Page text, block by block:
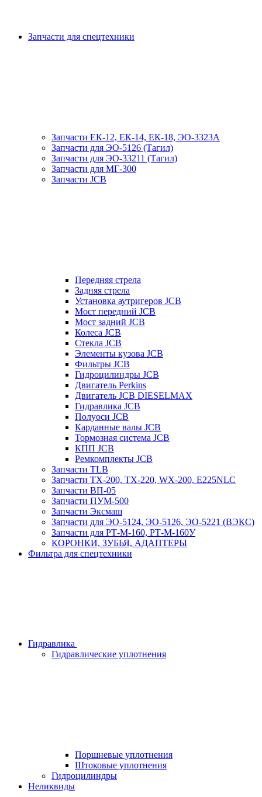
Запчасти для спецтехники
Запчасти ЕК-12, ЕК-14, ЕК-18, ЭО-3323А
Запчасти для ЭО-5126 (Тагил)
Запчасти для ЭО-33211 (Тагил)
Запчасти для МГ-300
Запчасти JCB
Передняя стрела
Задняя стрела
Установка аутригеров JCB
Мост передний JCB
Мост задний JCB
Колеса JCB
Стекла JCB
Элементы кузова JCB
Фильтры JCB
Гидроцилиндры JCB
Двигатель Perkins
Двигатель JCB DIESELMAX
Гидравлика JCB
Полуоси JCB
Карданные валы JCB
Тормозная система JCB
КПП JCB
Ремкомплекты JCB
Запчасти TLB
Запчасти TX-200, TX-220, WX-200, E225NLC
Запчасти ВП-05
Запчасти ПУМ-500
Запчасти Эксмаш
Запчасти для ЭО-5124, ЭО-5126, ЭО-5221 (ВЭКС)
Запчасти для РТ-М-160, РТ-М-160У
КОРОНКИ, ЗУБЬЯ, АДАПТЕРЫ
Фильтра для спецтехники
Гидравлика
Гидравлические уплотнения
Поршневые уплотнения
Штоковые уплотнения
Гидроцилиндры
Неликвиды